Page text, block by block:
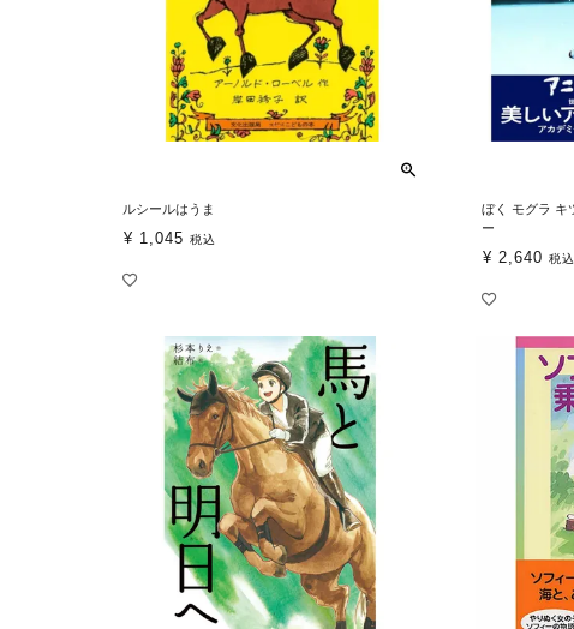
ルシールはうま
¥ 1,045 税込
ぼく モグラ キ
ー
¥ 2,640 税込